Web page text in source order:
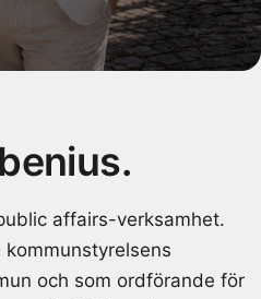
affairs-verksamhet.
och som ordförande för